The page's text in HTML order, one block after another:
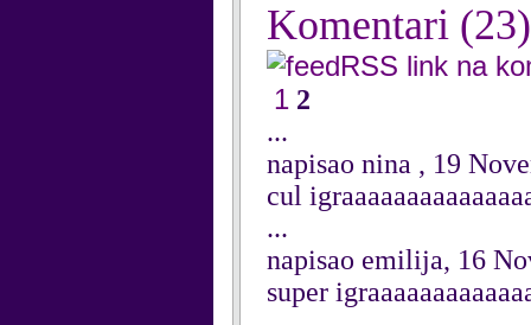
Komentari (23)
RSS link na
1 2
...
napisao nina , 19
cul
...
napisao emilija, 16
super